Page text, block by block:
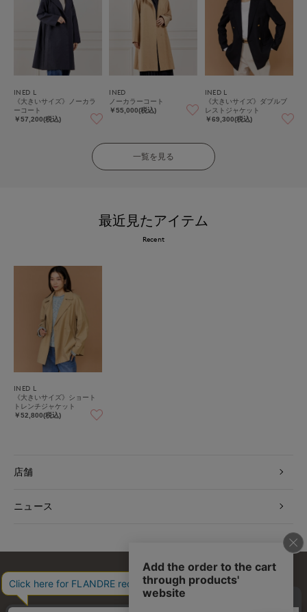
INED L
《大きいサイズ》ノーカラ
ーコート
￥57,200(税込)
INED
ノーカラーコート
￥55,000(税込)
INED L
《大きいサイズ》ダブルブ
レストジャケット
￥69,300(税込)
一覧を見る
最近見たアイテム
Recent
INED L
《大きいサイズ》ショート
トレンチジャケット
￥52,800(税込)
店舗
ニュース